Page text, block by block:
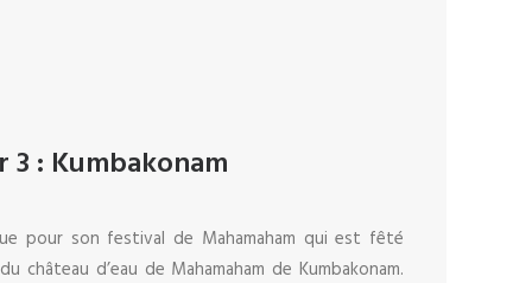
3 : Kumbakonam
pour son festival de Mahamaham qui est fêté
château d’eau de Mahamaham de Kumbakonam.